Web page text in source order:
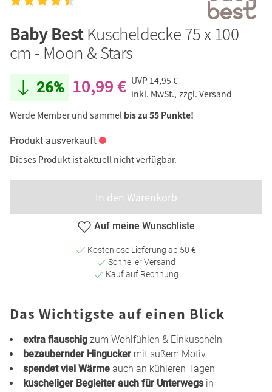
Baby BestKuscheldecke 75 x 100
cm - Moon & Stars
26% 10,99 € UVP 14,95 €
inkl. MwSt., zzgl. Versand
Werde Member und sammel bis zu 55 Punkte!
Produkt ausverkauft
Dieses Produkt ist aktuell nicht verfügbar.
In den Warenkorb
Auf meine Wunschliste
Kostenlose Lieferung ab 50 €
Schneller Versand
Kauf auf Rechnung
Das Wichtigste auf einen Blick
extra flauschig zum Wohlfühlen & Einkuscheln
bezaubernder Hingucker mit süßem Motiv
spendet viel Wärme auch an kühleren Tagen
kuscheliger Begleiter auch für Unterwegsin